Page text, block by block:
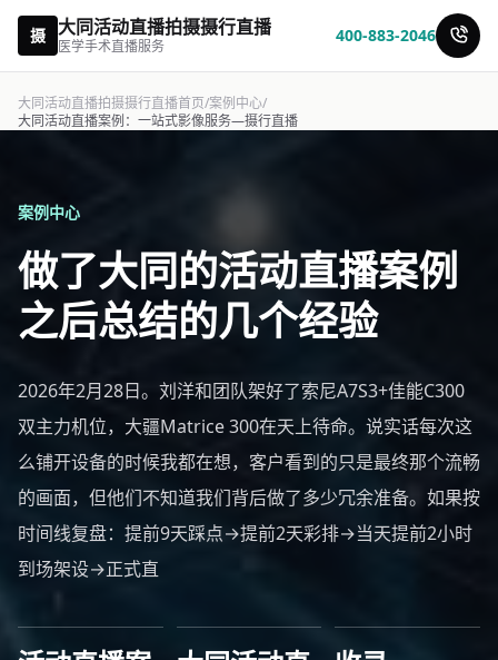
摄 大同活动直播拍摄摄行直播
医学手术直播服务
400-883-2046
大同活动直播拍摄摄行直播首页/案例中心/
大同活动直播案例：一站式影像服务—摄行直播
案例中心
做了大同的活动直播案例
之后总结的几个经验
2026年2月28日。刘洋和团队架好了索尼A7S3+佳能C300
双主力机位，大疆Matrice 300在天上待命。说实话每次这
么铺开设备的时候我都在想，客户看到的只是最终那个流畅
的画面，但他们不知道我们背后做了多少冗余准备。如果按
时间线复盘：提前9天踩点→提前2天彩排→当天提前2小时
到场架设→正式直